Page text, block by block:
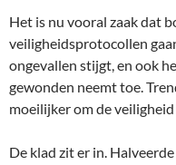
Het is nu vooral zaak dat
veiligheidsprotocollen
ongevallen stijgt, en ook
gewonden neemt toe.
moeilijker om de
De klad zit er in.